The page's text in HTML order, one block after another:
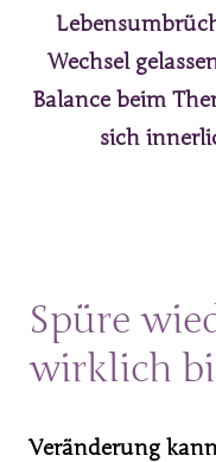
Wechsel
Balance beim
sich
Spüre
wirklich
Veränderung